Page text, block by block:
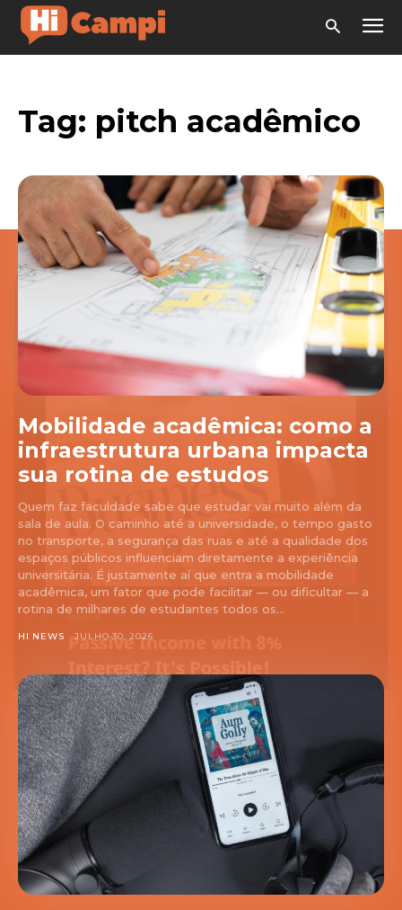
Tag: pitch acadêmico
Mobilidade acadêmica: como a
infraestrutura urbana impacta
sua rotina de estudos
Quem faz faculdade sabe que estudar vai muito além da
sala de aula. O caminho até a universidade, o tempo gasto
no transporte, a segurança das ruas e até a qualidade dos
espaços públicos influenciam diretamente a experiência
universitária. É justamente aí que entra a mobilidade
acadêmica, um fator que pode facilitar — ou dificultar — a
rotina de milhares de estudantes todos os...
HI NEWS JULHO 30, 2026